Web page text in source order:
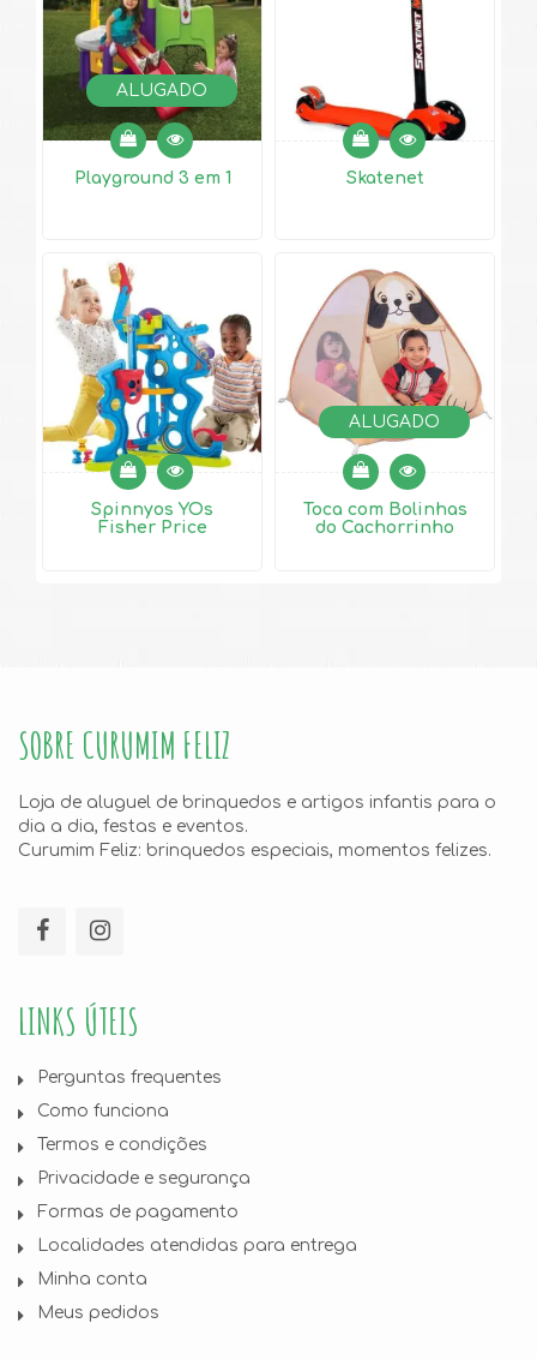
ALUGADO
Playground 3 em 1 Skatenet
Spinnyos YOs
Fisher Price
ALUGADO
Toca com Bolinhas
do Cachorrinho
SOBRE CURUMIM FELIZ
Loja de aluguel de brinquedos e artigos infantis para o
dia a dia, festas e eventos.
Curumim Feliz: brinquedos especiais, momentos felizes.
LINKS ÚTEIS
Perguntas frequentes
Como funciona
Termos e condições
Privacidade e segurança
Formas de pagamento
Localidades atendidas para entrega
Minha conta
Meus pedidos